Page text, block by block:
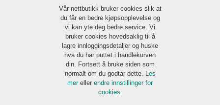
Vår nettbutikk bruker cookies slik at
du får en bedre kjøpsopplevelse og
vi kan yte deg bedre service. Vi
bruker cookies hovedsaklig til å
lagre innloggingsdetaljer og huske
hva du har puttet i handlekurven
din. Fortsett å bruke siden som
normalt om du godtar dette. Les
mer eller endre innstillinger for
cookies.